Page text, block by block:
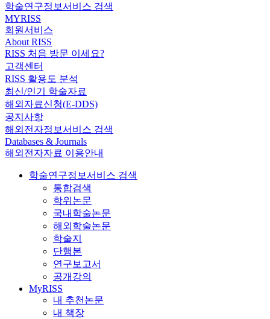
학술연구정보서비스 검색
MYRISS
회원서비스
About RISS
RISS 처음 방문 이세요?
고객센터
RISS 활용도 분석
최신/인기 학술자료
해외자료신청(E-DDS)
공지사항
해외전자정보서비스 검색
Databases & Journals
해외전자자료 이용안내
학술연구정보서비스 검색
통합검색
학위논문
국내학술논문
해외학술논문
학술지
단행본
연구보고서
공개강의
MyRISS
내 추천논문
내 책장